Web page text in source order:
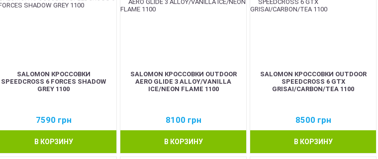
SALOMON КРОССОВКИ
SPEEDCROSS 6 FORCES SHADOW
GREY 1100
7590 грн
В КОРЗИНУ
SALOMON КРОССОВКИ OUTDOOR
AERO GLIDE 3 ALLOY/VANILLA
ICE/NEON FLAME 1100
8100 грн
В КОРЗИНУ
SALOMON КРОССОВКИ OUTDOOR
SPEEDCROSS 6 GTX
GRISAI/CARBON/TEA 1100
8500 грн
В КОРЗИНУ